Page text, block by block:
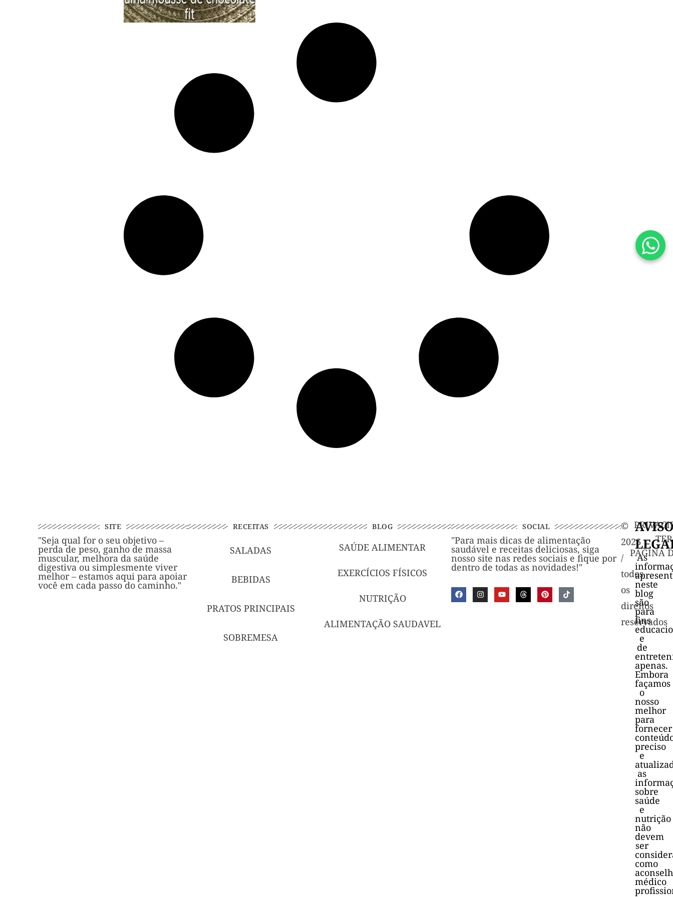
SITE
"Seja qual for o seu objetivo –
perda de peso, ganho de massa
muscular, melhora da saúde
digestiva ou simplesmente viver
melhor – estamos aqui para apoiar
você em cada passo do caminho."
RECEITAS
SALADAS
BEBIDAS
PRATOS PRINCIPAIS
SOBREMESA
BLOG
SAÚDE ALIMENTAR
EXERCÍCIOS FÍSICOS
NUTRIÇÃO
ALIMENTAÇÃO SAUDAVEL
SOCIAL
"Para mais dicas de alimentação
saudável e receitas deliciosas, siga
nosso site nas redes sociais e fique por
dentro de todas as novidades!"
©️
2026
/
todos
os
direitos
reservados
PAGINA
As
neste
blog
são
para
fins
e
de
apenas.
Embora
façamos
o
nosso
melhor
para
fornecer
preciso
e
as
sobre
saúde
e
nutrição
não
devem
ser
como
médico